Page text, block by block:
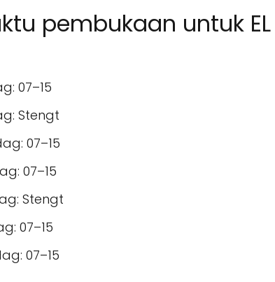
pembukaan untuk EL
07–15
Stengt
07–15
07–15
Stengt
07–15
07–15